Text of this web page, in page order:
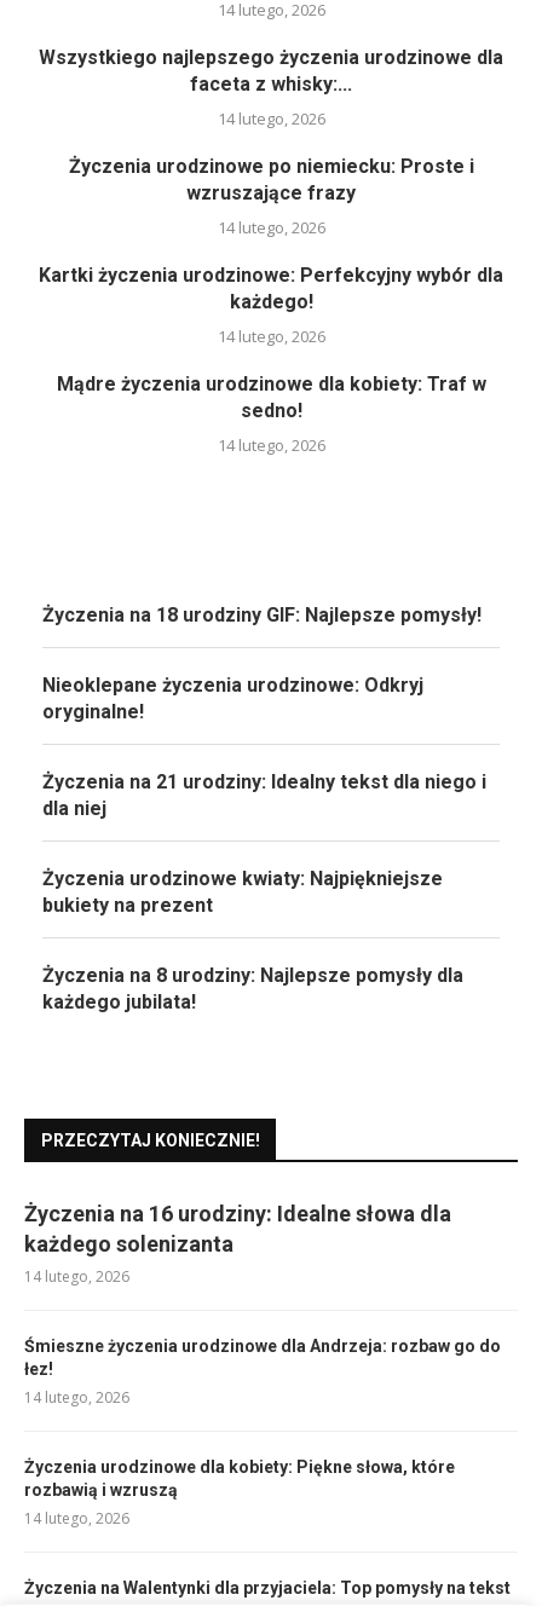
14 lutego, 2026
Wszystkiego najlepszego życzenia urodzinowe dla
faceta z whisky:...
14 lutego, 2026
Życzenia urodzinowe po niemiecku: Proste i
wzruszające frazy
14 lutego, 2026
Kartki życzenia urodzinowe: Perfekcyjny wybór dla
każdego!
14 lutego, 2026
Mądre życzenia urodzinowe dla kobiety: Traf w
sedno!
14 lutego, 2026
Życzenia na 18 urodziny GIF: Najlepsze pomysły!
Nieoklepane życzenia urodzinowe: Odkryj
oryginalne!
Życzenia na 21 urodziny: Idealny tekst dla niego i
dla niej
Życzenia urodzinowe kwiaty: Najpiękniejsze
bukiety na prezent
Życzenia na 8 urodziny: Najlepsze pomysły dla
każdego jubilata!
PRZECZYTAJ KONIECZNIE!
Życzenia na 16 urodziny: Idealne słowa dla
każdego solenizanta
14 lutego, 2026
Śmieszne życzenia urodzinowe dla Andrzeja: rozbaw go do
łez!
14 lutego, 2026
Życzenia urodzinowe dla kobiety: Piękne słowa, które
rozbawią i wzruszą
14 lutego, 2026
Życzenia na Walentynki dla przyjaciela: Top pomysły na tekst